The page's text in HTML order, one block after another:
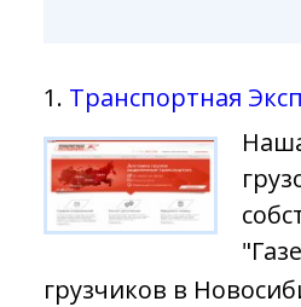
1. Транспортная
грузчиков в